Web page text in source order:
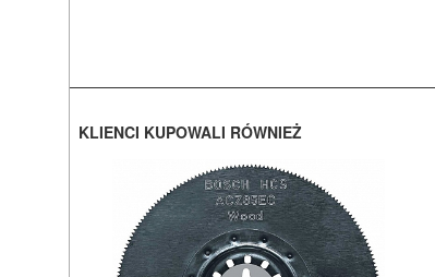
KLIENCI KUPOWALI RÓWNIEŻ